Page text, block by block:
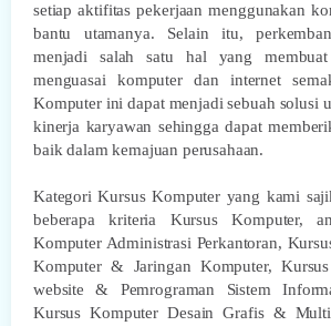
setiap aktifitas pekerjaan menggunakan
bantu utamanya. Selain itu,
menjadi salah satu hal yang
menguasai komputer dan internet
Komputer ini dapat menjadi sebuah solusi
kinerja karyawan sehingga dapat
baik dalam kemajuan perusahaan.
Kategori Kursus Komputer yang kami
beberapa kriteria Kursus Komputer,
Komputer Administrasi Perkantoran,
Komputer & Jaringan Komputer,
website & Pemrograman Sistem
Kursus Komputer Desain Grafis &